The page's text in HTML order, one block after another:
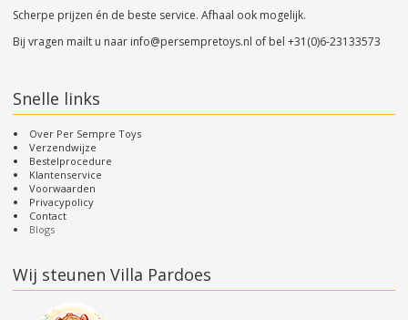
Scherpe prijzen én de beste service. Afhaal ook mogelijk.
Bij vragen mailt u naar info@persempretoys.nl of bel+31(0)6-23133573
Snelle links
Over Per Sempre Toys
Verzendwijze
Bestelprocedure
Klantenservice
Voorwaarden
Privacypolicy
Contact
Blogs
Wij steunen Villa Pardoes